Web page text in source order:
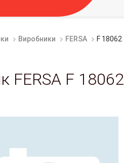
Виробники FERSA F 18062
FERSA F 18062